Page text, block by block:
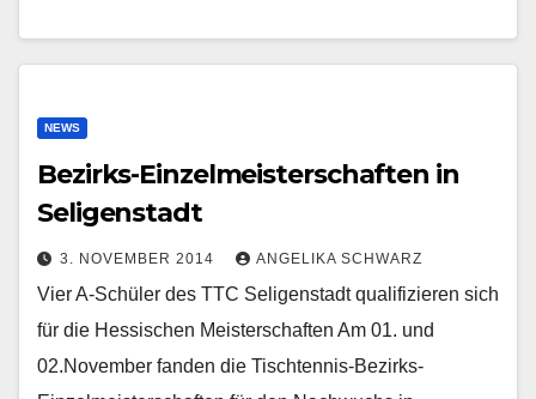
NEWS
Bezirks-Einzelmeisterschaften in
Seligenstadt
3. NOVEMBER 2014 ANGELIKA SCHWARZ
Vier A-Schüler des TTC Seligenstadt qualifizieren sich
für die Hessischen Meisterschaften Am 01. und
02.November fanden die Tischtennis-Bezirks-